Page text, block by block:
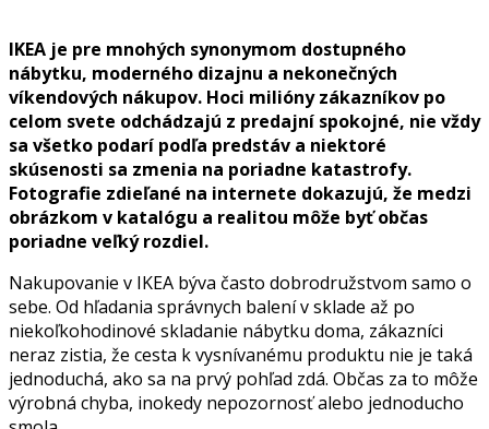
IKEA je pre mnohých synonymom dostupného
nábytku, moderného dizajnu a nekonečných
víkendových nákupov. Hoci milióny zákazníkov po
celom svete odchádzajú z predajní spokojné, nie vždy
sa všetko podarí podľa predstáv a niektoré
skúsenosti sa zmenia na poriadne katastrofy.
Fotografie zdieľané na internete dokazujú, že medzi
obrázkom v katalógu a realitou môže byť občas
poriadne veľký rozdiel.
Nakupovanie v IKEA býva často dobrodružstvom samo o
sebe. Od hľadania správnych balení v sklade až po
niekoľkohodinové skladanie nábytku doma, zákazníci
neraz zistia, že cesta k vysnívanému produktu nie je taká
jednoduchá, ako sa na prvý pohľad zdá. Občas za to môže
výrobná chyba, inokedy nepozornosť alebo jednoducho